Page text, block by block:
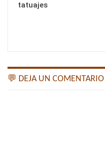
tatuajes
💬 DEJA UN COMENTARIO